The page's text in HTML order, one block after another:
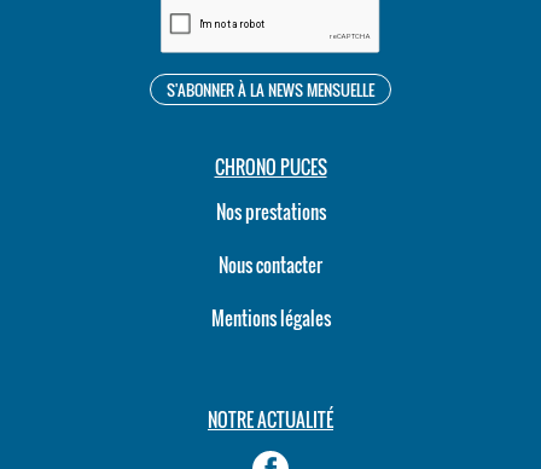
CHRONO PUCES
Nos prestations
Nous contacter
Mentions légales
NOTRE ACTUALITÉ